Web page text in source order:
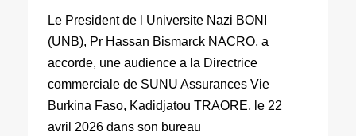
Le President de l Universite Nazi BONI
(UNB), Pr Hassan Bismarck NACRO, a
accorde, une audience a la Directrice
commerciale de SUNU Assurances Vie
Burkina Faso, Kadidjatou TRAORE, le 22
avril 2026 dans son bureau